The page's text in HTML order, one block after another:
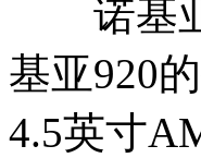
诺基亚
基亚920
4.5英寸